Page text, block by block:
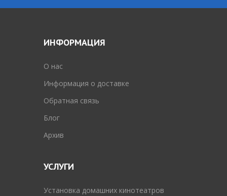
ИНФОРМАЦИЯ
O нас
Информация о доставке
Обратная связь
Блог
Архив
УСЛУГИ
Установка домашних кинотеатров